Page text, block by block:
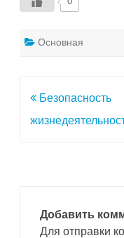
Основная
Навигация
по
Безопасность
Добавить
Для отправки